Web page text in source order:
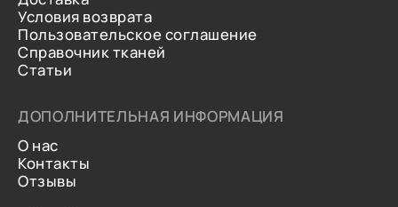
Условия возврата
Пользовательское соглашение
Справочник тканей
Статьи
ДОПОЛНИТЕЛЬНАЯ ИНФОРМАЦИЯ
О нас
Контакты
Отзывы